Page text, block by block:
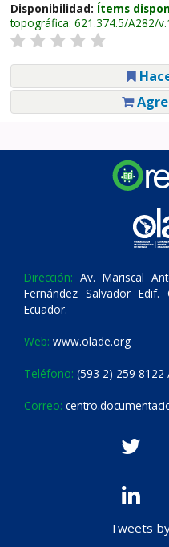
Disponibilidad: Ítems
topográfica: 621.374.5/A282/
Dirección: Av. Mariscal
Fernández Salvador
Ecuador.
Web: www.olade.org
Teléfono: (593 2) 259 8122
Correo:
Tweets